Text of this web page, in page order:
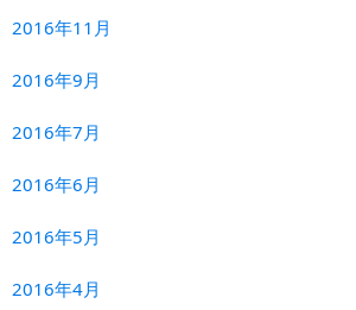
2016年11月
2016年9月
2016年7月
2016年6月
2016年5月
2016年4月